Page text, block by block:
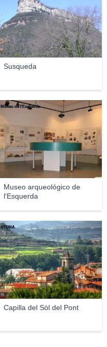
Susqueda
Museo arqueológico de
l'Esquerda
Museu de l'Esquerda
Capilla del Sòl del Pont
STONA